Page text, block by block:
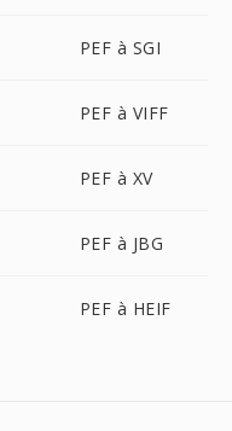
PEF à SGI
PEF à VIFF
PEF à XV
PEF à JBG
PEF à HEIF